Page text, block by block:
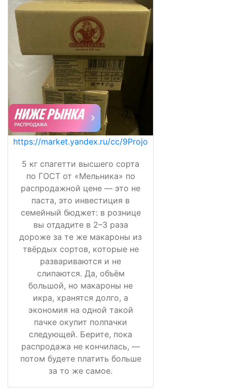
https://market.yandex.ru/cc/9Projo
5 кг спагетти высшего сорта
по ГОСТ от «Мельника» по
распродажной цене — это не
паста, это инвестиция в
семейный бюджет: в рознице
вы отдадите в 2–3 раза
дороже за те же макароны из
твёрдых сортов, которые не
развариваются и не
слипаются. Да, объём
большой, но макароны не
икра, хранятся долго, а
экономия на одной такой
пачке окупит полпачки
следующей. Берите, пока
распродажа не кончилась, —
потом будете платить больше
за то же самое.